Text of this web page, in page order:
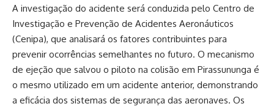
A investigação do acidente será conduzida pelo Centro de
Investigação e Prevenção de Acidentes Aeronáuticos
(Cenipa), que analisará os fatores contribuintes para
prevenir ocorrências semelhantes no futuro. O mecanismo
de ejeção que salvou o piloto na colisão em Pirassununga é
o mesmo utilizado em um acidente anterior, demonstrando
a eficácia dos sistemas de segurança das aeronaves. Os